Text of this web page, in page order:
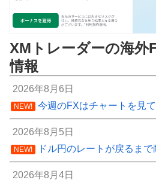
XMトレーダーの海
情報
2026年8月6日
NEW! 今週のFXはチャートを見
2026年8月5日
NEW! ドル円のレートが戻るまで
2026年8月4日